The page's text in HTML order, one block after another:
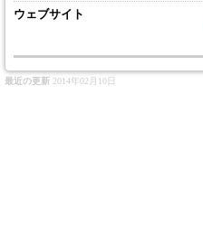
ウェブサイト
最近の更新 2014年02月10日